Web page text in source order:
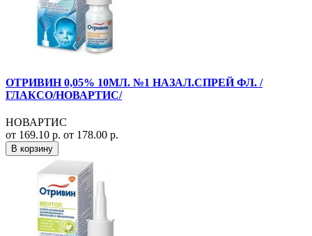
ОТРИВИН 0,05% 10МЛ. №1 НАЗАЛ.СПРЕЙ ФЛ. /
ГЛАКСО/НОВАРТИС/
НОВАРТИС
от 169.10 р. от 178.00 р.
В корзину